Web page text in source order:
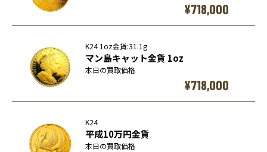
¥718,000
K24 1oz金貨:31.1g
マン島キャット金貨 1oz
本日の買取価格
¥718,000
K24
平成10万円金貨
本日の買取価格